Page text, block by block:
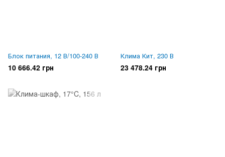
Блок питания, 12 В/100-240 В
10 666.42 грн
Клима Кит, 230 В
23 478.24 грн